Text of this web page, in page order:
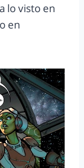
lo visto en
en